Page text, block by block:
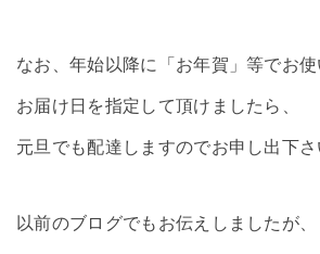
なお、年始以降に「お年賀」等でお使
お届け日を指定して頂けましたら、
元旦でも配達しますのでお申し出下さ
以前のブログでもお伝えしましたが、